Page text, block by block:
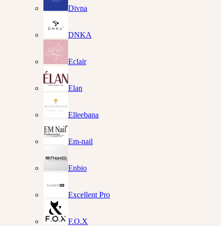
Divna
DNKA
Eclair
Elan
Elleebana
Em-nail
Enbio
Excellent Pro
F.O.X